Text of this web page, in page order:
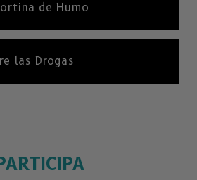
de Humo
las Drogas